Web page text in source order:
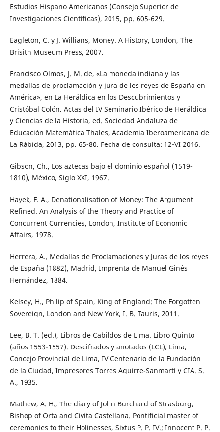
Estudios Hispano Americanos (Consejo Superior de
Investigaciones Científicas), 2015, pp. 605-629.
Eagleton, C. y J. Willians, Money. A History, London, The
Brisith Museum Press, 2007.
Francisco Olmos, J. M. de, «La moneda indiana y las
medallas de proclamación y jura de les reyes de España en
América», en La Heráldica en los Descubrimientos y
Cristóbal Colón. Actas del IV Seminario Ibérico de Heráldica
y Ciencias de la Historia, ed. Sociedad Andaluza de
Educación Matemática Thales, Academia Iberoamericana de
La Rábida, 2013, pp. 65-80. Fecha de consulta: 12-VI 2016.
Gibson, Ch., Los aztecas bajo el dominio español (1519-
1810), México, Siglo XXI, 1967.
Hayek, F. A., Denationalisation of Money: The Argument
Refined. An Analysis of the Theory and Practice of
Concurrent Currencies, London, Institute of Economic
Affairs, 1978.
Herrera, A., Medallas de Proclamaciones y Juras de los reyes
de España (1882), Madrid, Imprenta de Manuel Ginés
Hernández, 1884.
Kelsey, H., Philip of Spain, King of England: The Forgotten
Sovereign, London and New York, I. B. Tauris, 2011.
Lee, B. T. (ed.), Libros de Cabildos de Lima. Libro Quinto
(años 1553-1557). Descifrados y anotados (LCL), Lima,
Concejo Provincial de Lima, IV Centenario de la Fundación
de la Ciudad, Impresores Torres Aguirre-Sanmartí y CIA. S.
A., 1935.
Mathew, A. H., The diary of John Burchard of Strasburg,
Bishop of Orta and Civita Castellana. Pontificial master of
ceremonies to their Holinesses, Sixtus P. P. IV.; Innocent P. P.